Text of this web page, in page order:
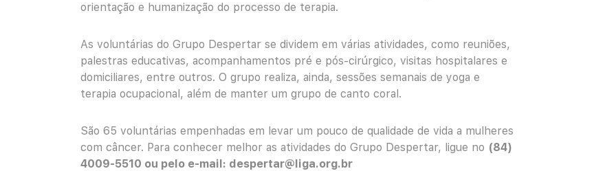
orientação e humanização do processo de terapia.
As voluntárias do Grupo Despertar se dividem em várias atividades, como reuniões,
palestras educativas, acompanhamentos pré e pós-cirúrgico, visitas hospitalares e
domiciliares, entre outros. O grupo realiza, ainda, sessões semanais de yoga e
terapia ocupacional, além de manter um grupo de canto coral.
São 65 voluntárias empenhadas em levar um pouco de qualidade de vida a mulheres
com câncer. Para conhecer melhor as atividades do Grupo Despertar, ligue no (84)
4009-5510 ou pelo e-mail: despertar@liga.org.br